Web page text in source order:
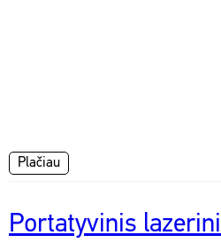
Plačiau
Portatyvinis